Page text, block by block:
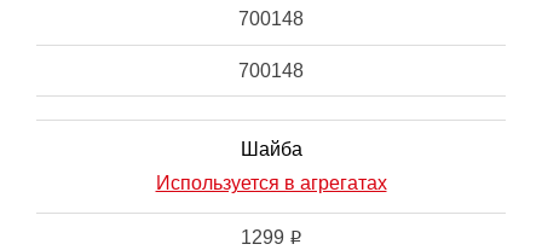
700148
700148
Шайба
Используется в агрегатах
1299 i